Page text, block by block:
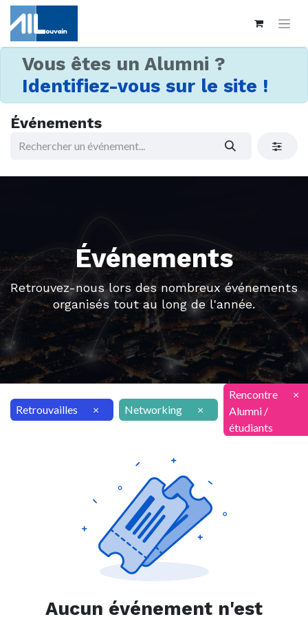
Vous êtes un Alumni ?
Identifiez-vous sur le site !
Événements
Événements
Retrouvez-nous lors des nombreux événements
organisés tout au long de l'année.
Retrouvailles × Networking ×
Rencontre
Alumni /
étudiants
×
Aucun événement n'est